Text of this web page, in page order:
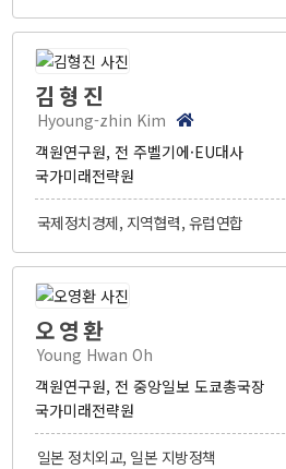
김형진
Hyoung-zhin Kim
객원연구원, 전 주벨기에·EU대사
국가미래전략원
국제정치경제, 지역협력, 유럽연합
오영환
Young Hwan Oh
객원연구원, 전 중앙일보 도쿄총국장
국가미래전략원
일본 정치외교, 일본 지방정책